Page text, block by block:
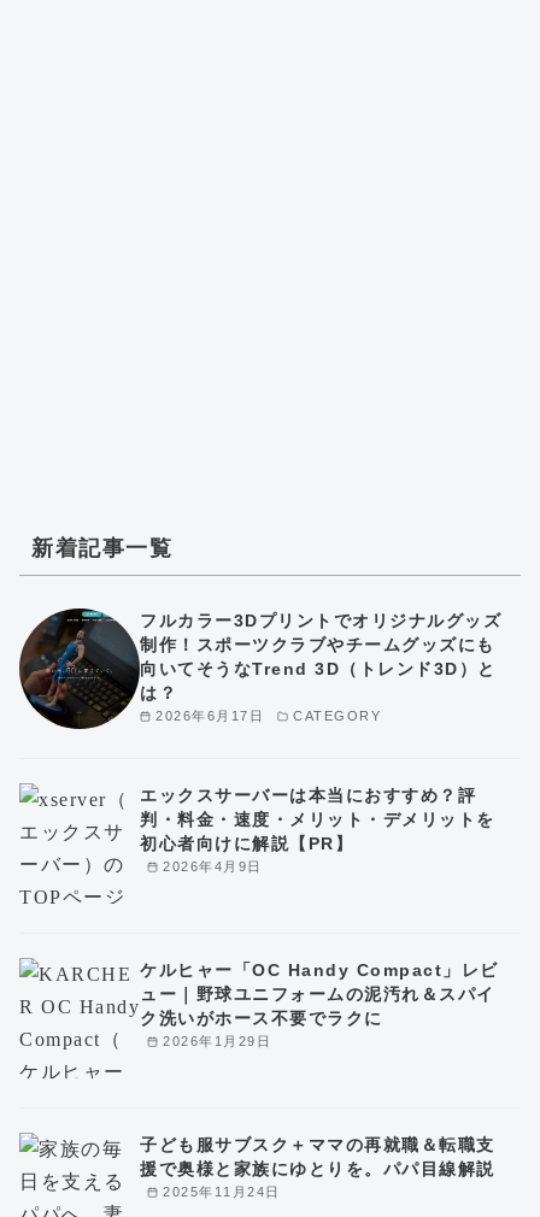
新着記事一覧
2026年6月17日 CATEGORY
フルカラー3Dプリントでオリジナルグッズ
制作！スポーツクラブやチームグッズにも
向いてそうなTrend 3D（トレンド3D）と
は？
2026年4月9日
エックスサーバーは本当におすすめ？評
判・料金・速度・メリット・デメリットを
初心者向けに解説【PR】
2026年1月29日
ケルヒャー「OC Handy Compact」レビ
ュー｜野球ユニフォームの泥汚れ＆スパイ
ク洗いがホース不要でラクに
2025年11月24日
子ども服サブスク＋ママの再就職＆転職支
援で奥様と家族にゆとりを。パパ目線解説